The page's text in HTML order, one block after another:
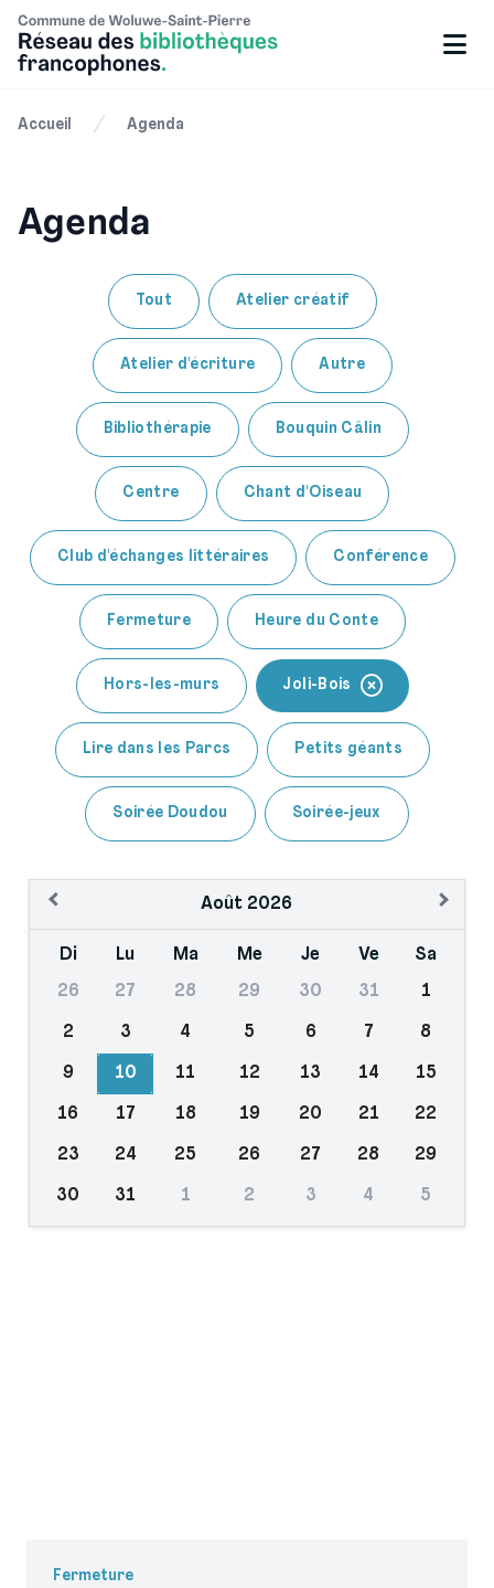
Accueil Agenda
Agenda
Tout Atelier créatif
Atelier d'écriture Autre
Bibliothérapie Bouquin Câlin
Centre Chant d'Oiseau
Club d'échanges littéraires Conférence
Fermeture Heure du Conte
Hors-les-murs Joli-Bois
Lire dans les Parcs Petits géants
Soirée Doudou Soirée-jeux
Fermeture
Août 2026
Di Lu Ma Me Je Ve Sa
26 27 28 29 30 31 1
2 3 4 5 6 7 8
9 10 11 12 13 14 15
16 17 18 19 20 21 22
23 24 25 26 27 28 29
30 31 1 2 3 4 5